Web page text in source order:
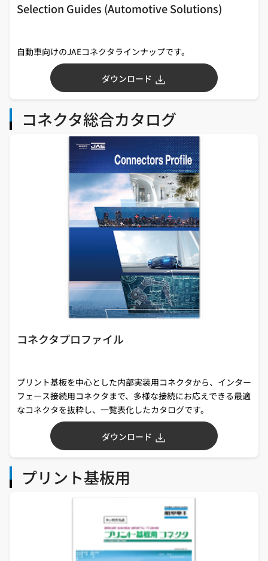
Selection Guides (Automotive Solutions)
自動車向けのJAEコネクタラインナップです。
ダウンロード
コネクタ総合カタログ
コネクタプロファイル
プリント基板を中心とした内部実装用コネクタから、インター
フェース接続用コネクタまで、多様な接続にお応えできる最適
なコネクタを抜粋し、一覧表化したカタログです。
ダウンロード
プリント基板用